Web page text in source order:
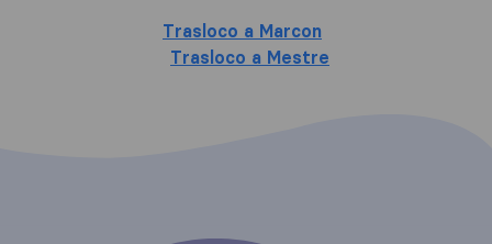
Trasloco a Marcon
Trasloco a Mestre